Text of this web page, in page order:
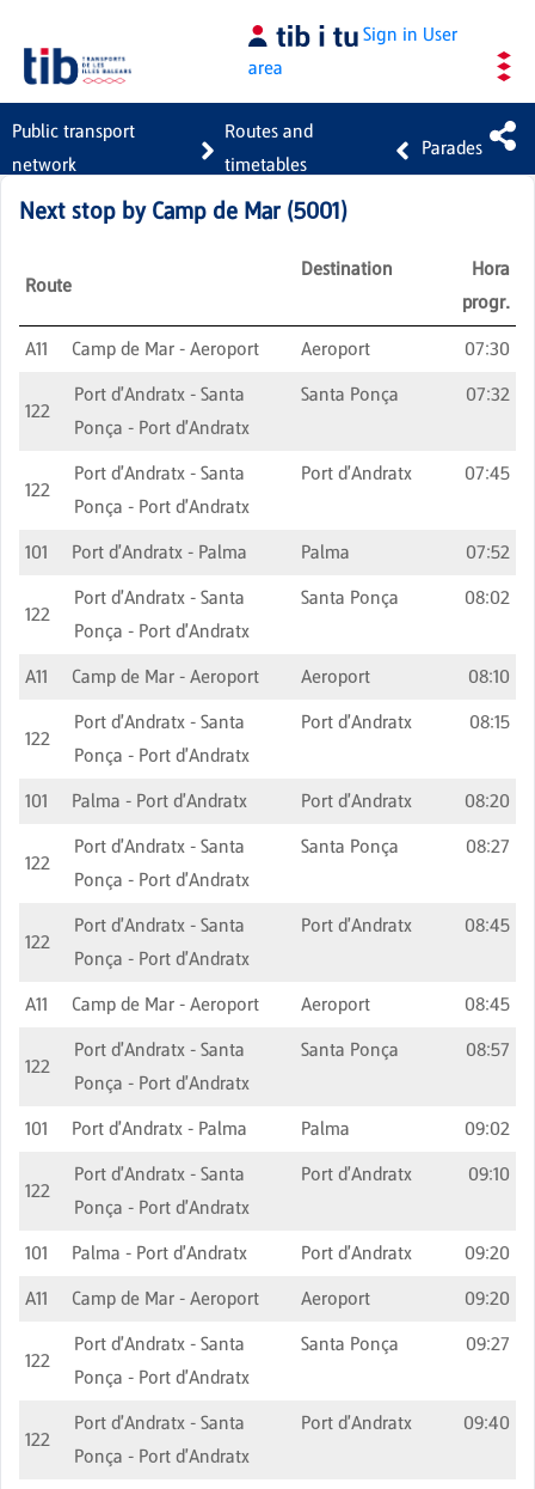
Sign in User
area
Public transport
network
Routes and
timetables
Parades
Next stop by Camp de Mar (5001)
Route
Destination
Hora
progr.
A11 Camp de Mar - Aeroport Aeroport 07:30
122
Port d'Andratx - Santa
Ponça - Port d'Andratx
Santa Ponça 07:32
122
Port d'Andratx - Santa
Ponça - Port d'Andratx
Port d'Andratx 07:45
101 Port d'Andratx - Palma Palma 07:52
122
Port d'Andratx - Santa
Ponça - Port d'Andratx
Santa Ponça 08:02
A11 Camp de Mar - Aeroport Aeroport 08:10
122
Port d'Andratx - Santa
Ponça - Port d'Andratx
Port d'Andratx 08:15
101 Palma - Port d'Andratx Port d'Andratx 08:20
122
Port d'Andratx - Santa
Ponça - Port d'Andratx
Santa Ponça 08:27
122
Port d'Andratx - Santa
Ponça - Port d'Andratx
Port d'Andratx 08:45
A11 Camp de Mar - Aeroport Aeroport 08:45
122
Port d'Andratx - Santa
Ponça - Port d'Andratx
Santa Ponça 08:57
101 Port d'Andratx - Palma Palma 09:02
122
Port d'Andratx - Santa
Ponça - Port d'Andratx
Port d'Andratx 09:10
101 Palma - Port d'Andratx Port d'Andratx
09:20
A11
Camp de Mar - Aeroport Aeroport 09:20
122
Port d'Andratx - Santa
Ponça - Port d'Andratx
Santa Ponça 09:27
122
Port d'Andratx - Santa
Ponça - Port d'Andratx
Port d'Andratx 09:40